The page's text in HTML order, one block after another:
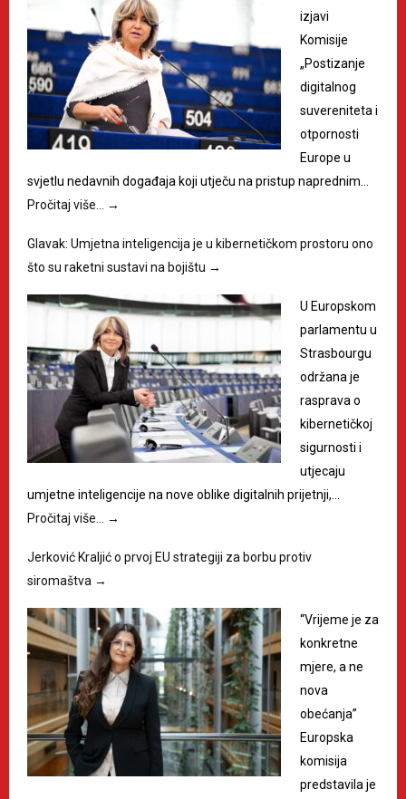
izjavi
Komisije
„Postizanje
digitalnog
suvereniteta i
otpornosti
Europe u
svjetlu nedavnih događaja koji utječu na pristup naprednim…
Pročitaj više… →
Glavak: Umjetna inteligencija je u kibernetičkom prostoru ono
što su raketni sustavi na bojištu →
U Europskom
parlamentu u
Strasbourgu
održana je
rasprava o
kibernetičkoj
sigurnosti i
utjecaju
umjetne inteligencije na nove oblike digitalnih prijetnji,…
Pročitaj više… →
Jerković Kraljić o prvoj EU strategiji za borbu protiv
siromaštva →
“Vrijeme je za
konkretne
mjere, a ne
nova
obećanja”
Europska
komisija
predstavila je